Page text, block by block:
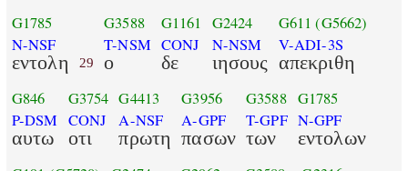
G1785
N-NSF
εντολη 29
G3588
T-NSM
ο
G1161
CONJ
δε
G2424
N-NSM
ιησους
G611 (G5662)
V-ADI-3S
απεκριθη
G846
P-DSM
αυτω
G3754
CONJ
οτι
G4413
A-NSF
πρωτη
G3956
A-GPF
πασων
G3588
T-GPF
των
G1785
N-GPF
εντολων